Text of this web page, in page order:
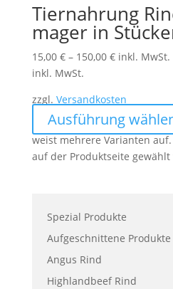
Tiernahrung
mager in
15,00 €– 150,00 € inkl. MwSt.
inkl. MwSt.
zzgl. Versandkosten
Ausführung
weist mehrere Varianten
auf der Produktseite gewählt
Spezial Produkte
Aufgeschnittene Produkte
Angus Rind
Highlandbeef Rind